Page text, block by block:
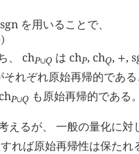
sgn を用いることで、
)
、 chP∪Q は chP, chQ, +,
それぞれ原始再帰的であ
chP∪Q も原始再帰的である
えるが、 一般の量化に
れば原始再帰性は保たれ